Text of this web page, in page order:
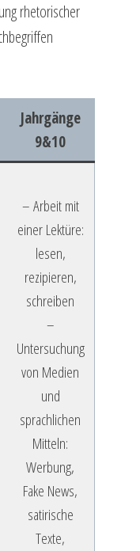
rhetorischer
Jahrgänge
9&10
– Arbeit mit
einer Lektüre:
lesen,
rezipieren,
schreiben
–
Untersuchung
von Medien
und
sprachlichen
Mitteln:
Werbung,
Fake News,
satirische
Texte,